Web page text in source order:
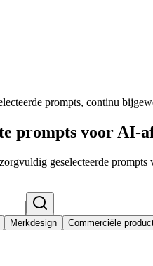
prompts, continu
prompts voor AI-
geselecteerde
Merkdesign Commerciële